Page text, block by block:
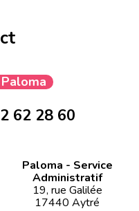
62 28 60
Paloma - Service
Administratif
19, rue Galilée
17440 Aytré